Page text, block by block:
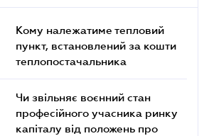
Кому належатиме тепловий
пункт, встановлений за кошти
теплопостачальника
Чи звільняє воєнний стан
професійного учасника ринку
капіталу від положень про